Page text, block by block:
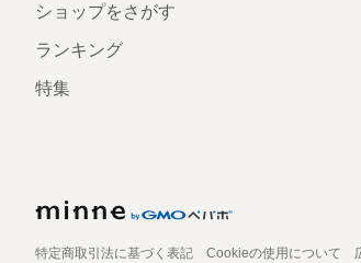
ショップをさがす
ランキング
特集
特定商取引法に基づく表記 Cookieの使用について